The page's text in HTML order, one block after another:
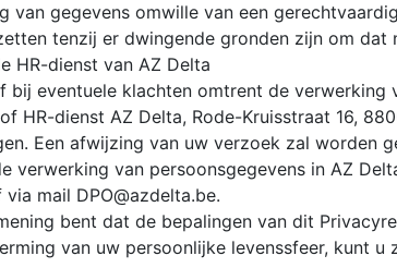
van gegevens omwille van een
tenzij er dwingende gronden zijn om dat
HR-dienst van AZ Delta
eventuele klachten omtrent de
HR-dienst AZ Delta, Rode-Kruisstraat 16,
Een afwijzing van uw verzoek zal worden
verwerking van persoonsgegevens in AZ
mail DPO@azdelta.be.
bent dat de bepalingen van dit
van uw persoonlijke levenssfeer, kunt